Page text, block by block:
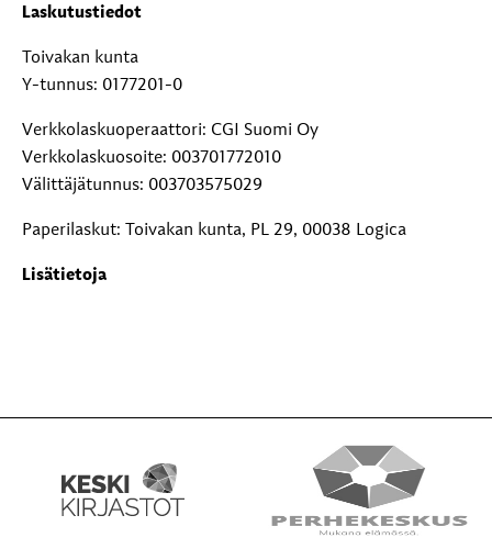
Laskutustiedot
Toivakan kunta
Y-tunnus: 0177201-0
Verkkolaskuoperaattori: CGI Suomi Oy
Verkkolaskuosoite: 003701772010
Välittäjätunnus: 003703575029
Paperilaskut: Toivakan kunta, PL 29, 00038 Logica
Lisätietoja